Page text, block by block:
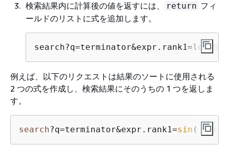
検索結果内に計算後の値を返すには、 return フィ
ールドのリストに式を追加します。
例えば、以下のリクエストは結果のソートに使用される
2 つの式を作成し、検索結果にそのうちの 1 つを返しま
す。
search?q=terminator&expr.rank1=sin (